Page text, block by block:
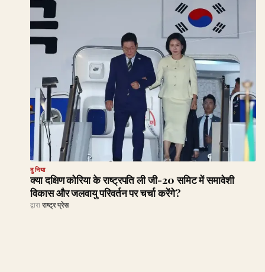
दुनिया
क्या दक्षिण कोरिया के राष्ट्रपति ली जी-20 समिट में समावेशी
विकास और जलवायु परिवर्तन पर चर्चा करेंगे?
द्वारा राष्ट्र प्रेस